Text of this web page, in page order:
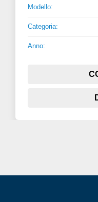
Modello:
Categoria:
Anno: